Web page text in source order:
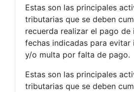
Estas son las principales
tributarias que se deben
recuerda realizar el pago de
fechas indicadas para evitar
y/o multa por falta de pago.
Estas son las principales
tributarias que se deben